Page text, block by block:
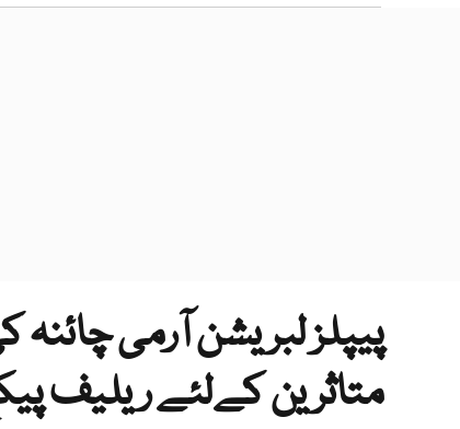
پیپلز لبریشن آرمی
متاثرین کےلئے ریلیف